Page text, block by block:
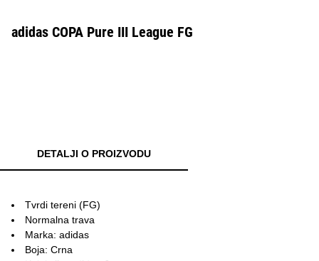
adidas COPA Pure III League FG
DETALJI O PROIZVODU
Tvrdi tereni (FG)
Normalna trava
Marka: adidas
Boja: Crna